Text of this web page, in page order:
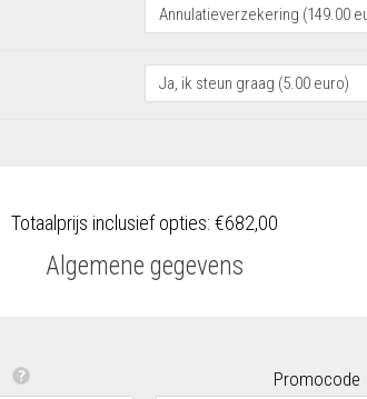
Totaalprijs inclusief opties: €682,00
Algemene gegevens
Promocode